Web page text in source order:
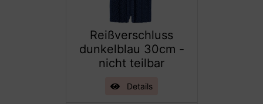
Reißverschluss
dunkelblau 30cm -
nicht teilbar
Details